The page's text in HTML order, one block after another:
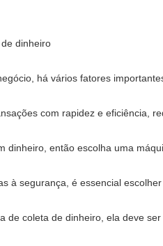
dinheiro
há vários fatores
com rapidez e eficiência,
dinheiro, então escolha uma
à segurança, é essencial
de coleta de dinheiro, ela deve